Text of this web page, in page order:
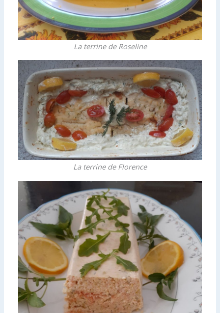
La terrine de Roseline
La terrine de Florence